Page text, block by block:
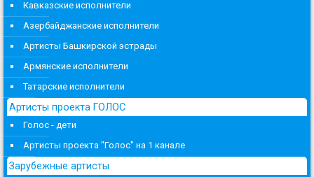
Кавказские исполнители
Азербайджанские исполнители
Артисты Башкирской эстрады
Армянские исполнители
Татарские исполнители
Артисты проекта ГОЛОС
Голос - дети
Артисты проекта "Голос" на 1 канале
Зарубежные артисты